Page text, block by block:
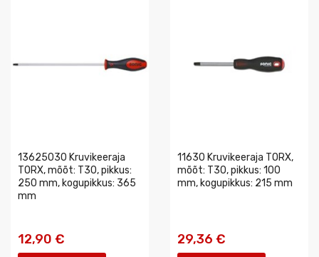
13625030 Kruvikeeraja
TORX, mõõt: T30, pikkus:
250 mm, kogupikkus: 365
mm
12,90 €
11630 Kruvikeeraja TORX,
mõõt: T30, pikkus: 100
mm, kogupikkus: 215 mm
29,36 €